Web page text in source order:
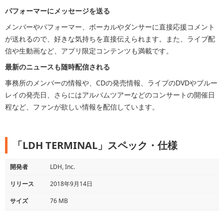
パフォーマーにメッセージを送る
メンバーやパフォーマー、ボーカルやダンサーに直接応援コメント
が送れるので、好きな気持ちを直接伝えられます。また、ライブ配
信や生動画など、アプリ限定コンテンツも満載です。
最新のニュースも随時配信される
事務所のメンバーの情報や、CDの発売情報、ライブのDVDやブルー
レイの発売日、さらにはアルバムツアーなどのコンサートの開催日
程など、ファンが欲しい情報を配信しています。
「LDH TERMINAL」スペック・仕様
開発者
LDH, Inc.
リリース
2018年9月14日
サイズ
76 MB